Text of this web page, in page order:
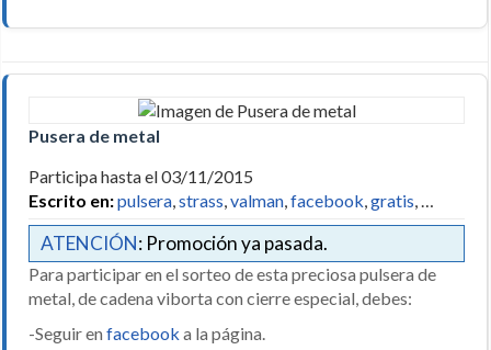
Pusera de metal
Participa hasta el 03/11/2015
Escrito en:pulsera,strass,valman,facebook,gratis, …
ATENCIÓN: Promoción ya pasada.
Para participar en el sorteo de esta preciosa pulsera de
metal, de cadena viborta con cierre especial, debes:
-Seguir en facebook a la página.